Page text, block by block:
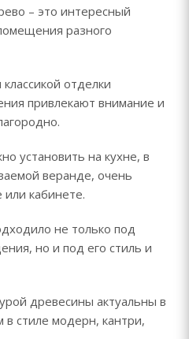
– это интересный
разного
отделки
привлекают внимание и
установить на кухне, в
веранде, очень
кабинете.
не только под
но и под его стиль и
древесины актуальны в
стиле модерн, кантри,